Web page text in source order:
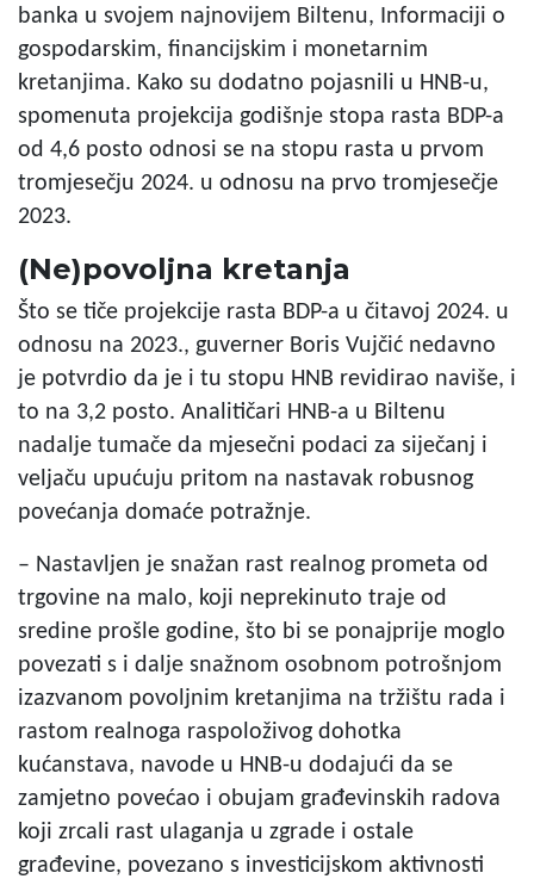
banka u svojem najnovijem Biltenu, Informaciji o
gospodarskim, financijskim i monetarnim
kretanjima. Kako su dodatno pojasnili u HNB-u,
spomenuta projekcija godišnje stopa rasta BDP-a
od 4,6 posto odnosi se na stopu rasta u prvom
tromjesečju 2024. u odnosu na prvo tromjesečje
2023.
(Ne)povoljna kretanja
Što se tiče projekcije rasta BDP-a u čitavoj 2024. u
odnosu na 2023., guverner Boris Vujčić nedavno
je potvrdio da je i tu stopu HNB revidirao naviše, i
to na 3,2 posto. Analitičari HNB-a u Biltenu
nadalje tumače da mjesečni podaci za siječanj i
veljaču upućuju pritom na nastavak robusnog
povećanja domaće potražnje.
– Nastavljen je snažan rast realnog prometa od
trgovine na malo, koji neprekinuto traje od
sredine prošle godine, što bi se ponajprije moglo
povezati s i dalje snažnom osobnom potrošnjom
izazvanom povoljnim kretanjima na tržištu rada i
rastom realnoga raspoloživog dohotka
kućanstava, navode u HNB-u dodajući da se
zamjetno povećao i obujam građevinskih radova
koji zrcali rast ulaganja u zgrade i ostale
građevine, povezano s investicijskom aktivnosti